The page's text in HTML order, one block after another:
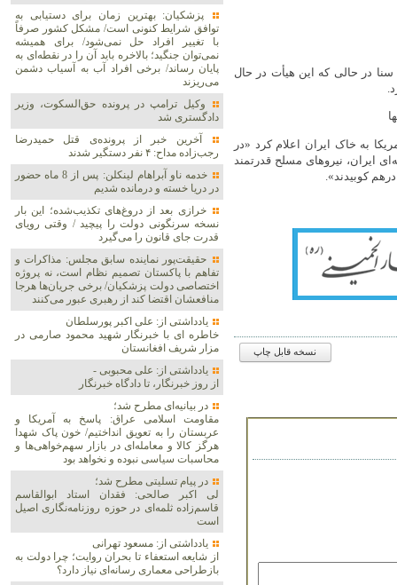
در حالی که این هیأت در حال
به خاک ایران اعلام کرد «در
ایران، نیروهای مسلح قدرتمند
کوبیدند».
نسخه قابل چاپ
پزشکیان‌: بهترین زمان برای دستیابی به
توافق شرایط کنونی است/ مشکل کشور صرفاً
با تغییر افراد حل نمی‌شود/ برای همیشه
نمی‌توان جنگید؛ بالاخره باید آن را در نقطه‌ای به
پایان رساند/ برخی افراد آب به آسیاب دشمن
می‌ریزند
وکیل ترامپ در پرونده حق‌السکوت، وزیر
دادگستری شد
آخرین خبر از پرونده‌ی قتل حمیدرضا
رجب‌زاده مداح: ۴ نفر دستگیر شدند
خدمه ناو آبراهام لینکلن: پس از 8 ماه حضور
در دریا خسته و درمانده‌ شدیم
خرازی بعد از دروغ‌های تکذیب‌شده؛ این بار
نسخه سرنگونی دولت را پیچید / وقتی رویای
قدرت جای قانون را می‌گیرد
حقیقت‌پور نماینده سابق مجلس: مذاکرات و
تفاهم با پاکستان تصمیم نظام است، نه پروژه
اختصاصی دولت پزشکیان/ برخی جریان‌ها هرجا
منافعشان اقتضا کند از رهبری عبور می‌کنند
یادداشتی از: علی اکبر پورسلطان
خاطره ای با خبرنگار شهید محمود صارمی در
مزار شریف افغانستان
یادداشتی از: علی محبوبی -
از روز خبرنگار، تا دادگاه خبرنگار
در بیانیه‌ای مطرح شد؛
مقاومت اسلامی عراق: پاسخ به آمریکا و
عربستان را به تعویق انداختیم/ خون پاک شهدا
هرگز کالا و معامله‌ای در بازار سهم‌خواهی‌ها و
محاسبات سیاسی نبوده و نخواهد بود
در پیام تسلیتی مطرح شد؛
لی اکبر صالحی: فقدان استاد ابوالقاسم
قاسم‌زاده ثلمه‌ای در حوزه روزنامه‌نگاری اصیل
است
یادداشتی از: مسعود تهرانی
از شایعه استعفاء تا بحران روایت؛ چرا دولت به
بازطراحی معماری رسانه‌ای نیاز دارد؟